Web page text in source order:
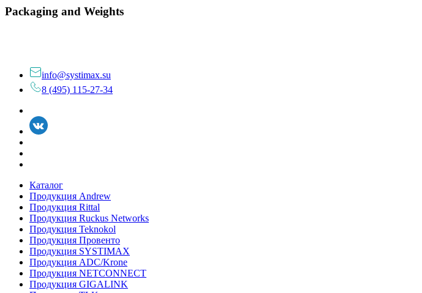
Packaging and Weights
info@systimax.su
8 (495) 115-27-34
Каталог
Продукция Andrew
Продукция Rittal
Продукция Ruckus Networks
Продукция Teknokol
Продукция Провенто
Продукция SYSTIMAX
Продукция ADC/Krone
Продукция NETCONNECT
Продукция GIGALINK